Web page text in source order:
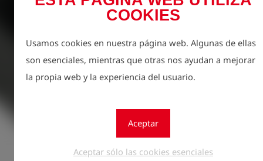
COOKIES
Usamos cookies en nuestra página web. Algunas de ellas
son esenciales, mientras que otras nos ayudan a mejorar
la propia web y la experiencia del usuario.
Aceptar
Aceptar sólo las cookies esencialesCantidad